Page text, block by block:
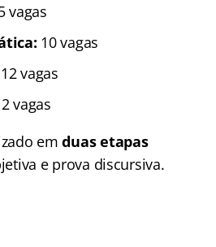
vagas
10 vagas
12 vagas
2 vagas
emduas etapas
e prova discursiva.